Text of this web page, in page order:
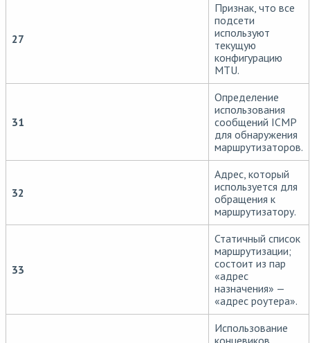
27
Признак, что все
подсети
используют
текущую
конфигурацию
MTU.
31
Определение
использования
сообщений ICMP
для обнаружения
маршрутизаторов.
32
Адрес, который
используется для
обращения к
маршрутизатору.
33
Статичный список
маршрутизации;
состоит из пар
«адрес
назначения» —
«адрес роутера».
Использование
концевиков